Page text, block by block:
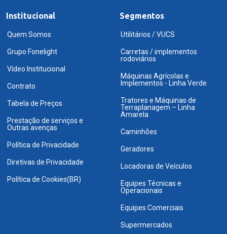
Institucional
Quem Somos
Grupo Fonelight
Vídeo Institucional
Contrato
Tabela de Preços
Prestação de serviços e
Outras avenças
Política de Privacidade
Diretivas de Privacidade
Política de Cookies(BR)
Segmentos
Utilitários / VUCS
Carretas / implementos
rodoviários
Máquinas Agrícolas e
Implementos - Linha Verde
Tratores e Máquinas de
Terraplanagem – Linha
Amarela
Caminhões
Geradores
Locadoras de Veículos
Equipes Técnicas e
Operacionais
Equipes Comerciais
Supermercados